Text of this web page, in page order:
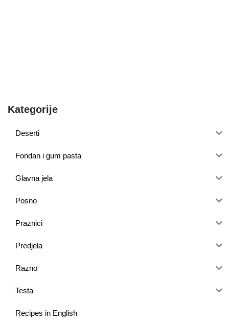
Kategorije
Deserti
Fondan i gum pasta
Glavna jela
Posno
Praznici
Predjela
Razno
Testa
Recipes in English